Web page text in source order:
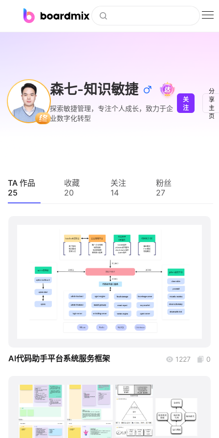
下载
会员
企业服务
知识分享社区
森七-知识敏捷
探索敏捷管理，专注个人成长，致力于企
业数字化转型
关
注
分
享
主
页
TA 作品
25
收藏
20
关注
14
粉丝
27
boardmix
AI代码助手平台系统服务框架 1227 0